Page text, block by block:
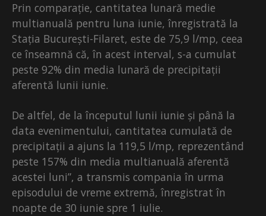
Prin comparație, cantitatea lunară medie
multianuală pentru luna iunie, înregistrată la
Stația București-Filaret, este de 75,9 l/mp, ceea
ce înseamnă că, în acest interval, s-a cumulat
peste 92% din media lunară de precipitații
aferentă lunii iunie.
De altfel, de la începutul lunii iunie și până la
data evenimentului, cantitatea cumulată de
precipitații a ajuns la 119,5 l/mp, reprezentând
peste 157% din media multianuală aferentă
acestei luni”, a transmis compania în urma
episodului de vreme extremă, înregistrat în
noapte de 30 iunie spre 1 iulie.